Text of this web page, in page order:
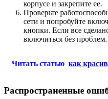
корпусе и закрепите ее.
Проверьте
сети и попробуйте
кнопки. Если все
включиться без проблем.
Читать статью как
Распространенные